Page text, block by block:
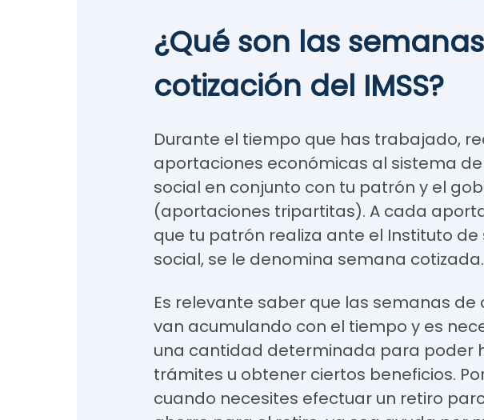
¿Qué son las
cotización del IMSS?
Durante el tiempo que has trabajado,
aportaciones económicas al sistema
social en conjunto con tu patrón y el
(aportaciones tripartitas). A cada
que tu patrón realiza ante el Instituto de
social, se le denomina semana cotizada.
Es relevante saber que las semanas de
van acumulando con el tiempo y es
una cantidad determinada para poder
trámites u obtener ciertos beneficios.
cuando necesites efectuar un retiro